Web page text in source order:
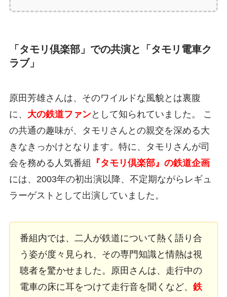
「タモリ倶楽部」での共演と「タモリ電車ク
ラブ」
原田芳雄さんは、そのワイルドな風貌とは裏腹
に、 大の鉄道ファンとして知られていました。 こ
の共通の趣味が、タモリさんとの親交を深める大
きなきっかけとなります。特に、タモリさんが司
会を務める人気番組
『タモリ倶楽部』の鉄道企画
には、2003年の初出演以降、不定期ながらレギュ
ラーゲストとして出演していました。
番組内では、二人が鉄道について熱く語り合
う姿が度々見られ、その専門知識と情熱は視
聴者を驚かせました。原田さんは、走行中の
電車の床に耳をつけて走行音を聞くなど、 鉄